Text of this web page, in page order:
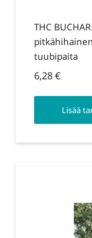
THC
tuubipaita
6,28€
Lisää